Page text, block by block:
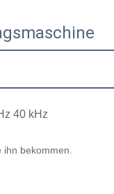
40 kHz
bekommen.